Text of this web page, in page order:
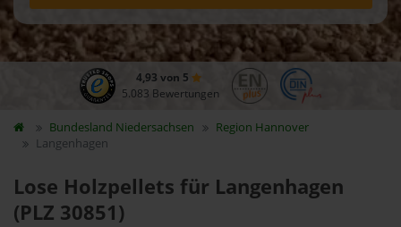
4,93 von 5
5.083 Bewertungen
Bundesland Niedersachsen
Region Hannover
Langenhagen
Lose Holzpellets für Langenhagen
(PLZ 30851)